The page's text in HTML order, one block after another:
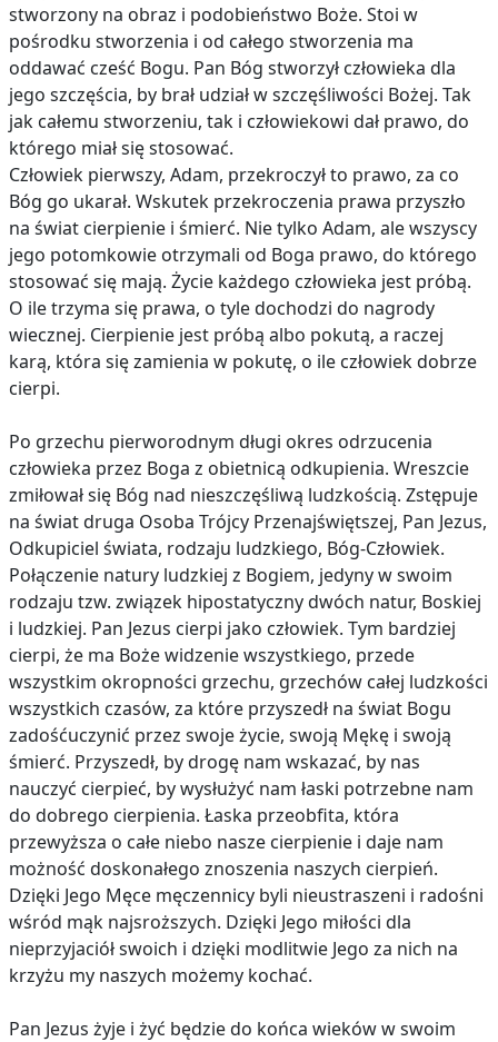
stworzony na obraz i podobieństwo Boże. Stoi w
pośrodku stworzenia i od całego stworzenia ma
oddawać cześć Bogu. Pan Bóg stworzył człowieka dla
jego szczęścia, by brał udział w szczęśliwości Bożej. Tak
jak całemu stworzeniu, tak i człowiekowi dał prawo, do
którego miał się stosować.
Człowiek pierwszy, Adam, przekroczył to prawo, za co
Bóg go ukarał. Wskutek przekroczenia prawa przyszło
na świat cierpienie i śmierć. Nie tylko Adam, ale wszyscy
jego potomkowie otrzymali od Boga prawo, do którego
stosować się mają. Życie każdego człowieka jest próbą.
O ile trzyma się prawa, o tyle dochodzi do nagrody
wiecznej. Cierpienie jest próbą albo pokutą, a raczej
karą, która się zamienia w pokutę, o ile człowiek dobrze
cierpi.
Po grzechu pierworodnym długi okres odrzucenia
człowieka przez Boga z obietnicą odkupienia. Wreszcie
zmiłował się Bóg nad nieszczęśliwą ludzkością. Zstępuje
na świat druga Osoba Trójcy Przenajświętszej, Pan Jezus,
Odkupiciel świata, rodzaju ludzkiego, Bóg-Człowiek.
Połączenie natury ludzkiej z Bogiem, jedyny w swoim
rodzaju tzw. związek hipostatyczny dwóch natur, Boskiej
i ludzkiej. Pan Jezus cierpi jako człowiek. Tym bardziej
cierpi, że ma Boże widzenie wszystkiego, przede
wszystkim okropności grzechu, grzechów całej ludzkości
wszystkich czasów, za które przyszedł na świat Bogu
zadośćuczynić przez swoje życie, swoją Mękę i swoją
śmierć. Przyszedł, by drogę nam wskazać, by nas
nauczyć cierpieć, by wysłużyć nam łaski potrzebne nam
do dobrego cierpienia. Łaska przeobfita, która
przewyższa o całe niebo nasze cierpienie i daje nam
możność doskonałego znoszenia naszych cierpień.
Dzięki Jego Męce męczennicy byli nieustraszeni i radośni
wśród mąk najsroższych. Dzięki Jego miłości dla
nieprzyjaciół swoich i dzięki modlitwie Jego za nich na
krzyżu my naszych możemy kochać.
Pan Jezus żyje i żyć będzie do końca wieków w swoim